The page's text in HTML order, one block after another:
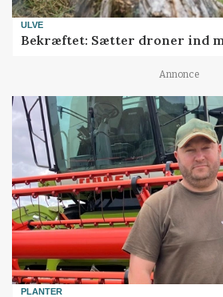
ULVE
Bekræftet: Sætter droner ind
Annonce
PLANTER